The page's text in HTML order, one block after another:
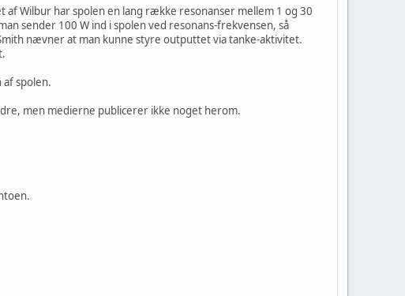
af Wilbur har spolen en lang række resonanser mellem 1 og 30
sender 100 W ind i spolen ved resonans-frekvensen, så
nævner at man kunne styre outputtet via tanke-aktivitet.
spolen.
men medierne publicerer ikke noget herom.